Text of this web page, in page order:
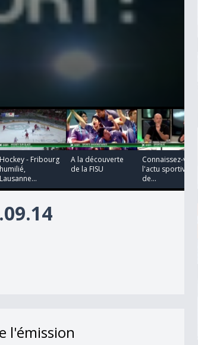
Hockey - Fribourg
humilié,
Lausanne...
A la découverte
de la FISU
Connaissez-vous
l'actu sportive
de...
l'émission